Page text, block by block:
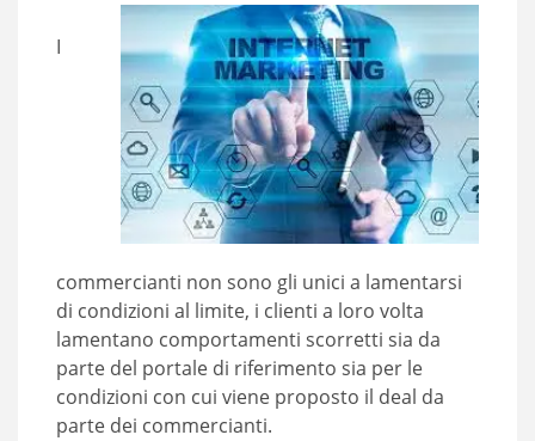
I
commercianti non sono gli unici a lamentarsi
di condizioni al limite, i clienti a loro volta
lamentano comportamenti scorretti sia da
parte del portale di riferimento sia per le
condizioni con cui viene proposto il deal da
parte dei commercianti.